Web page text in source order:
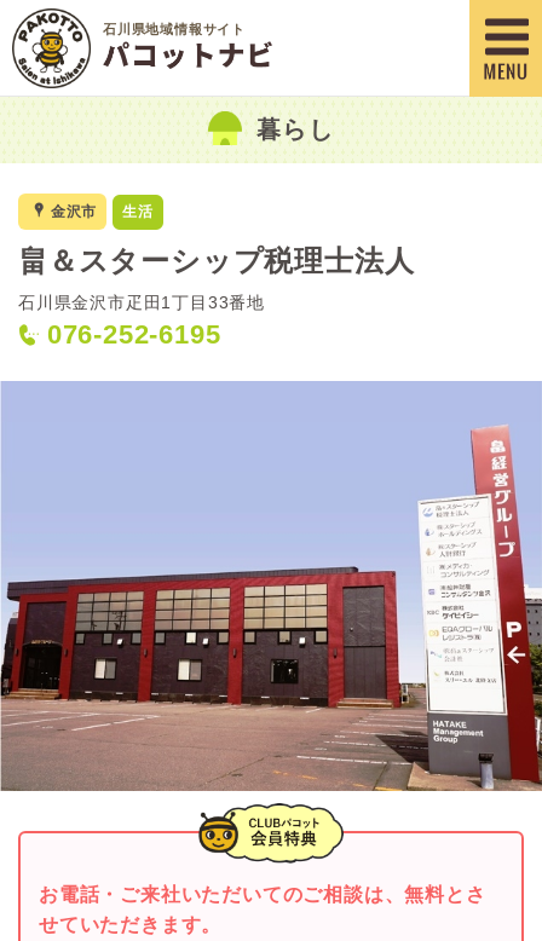
石川県地域情報サイト
暮らし
x 金沢市 生活
畠＆スターシップ税理士法人
石川県金沢市疋田1丁目33番地
< 076-252-6195
お電話・ご来社いただいてのご相談は、無料とさ
せていただきます。